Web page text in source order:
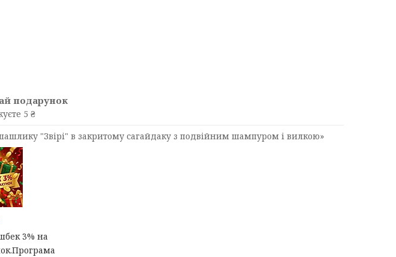
подарунок
5 ₴
"Звірі" в закритому сагайдаку з подвійним шампуром і вилкою»
3% на